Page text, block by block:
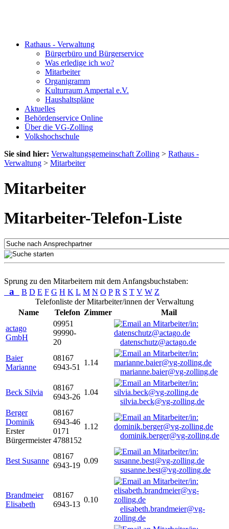
Rathaus - Verwaltung
Bürgerbüro und Bürgerservice
Was erledige ich wo?
Mitarbeiter
Organigramm
Kulturraum Ampertal e.V.
Haushaltspläne
Aktuelles
Behördenservice Online
Über die VG-Zolling
Volkshochschule
Sie sind hier: Verwaltungsgemeinschaft Zolling > Rathaus -
Verwaltung > Mitarbeiter
Mitarbeiter
Mitarbeiter-Telefon-Liste
Sprung zu den Mitarbeitern mit dem Anfangsbuchstaben:
a B D E F G H K L M N O P R S T V W Z
Telefonliste der Mitarbeiter/innen der Verwaltung
Name
Telefon Zimmer
Mail
actago
GmbH
09951
99990-
20
datenschutz@actago.de
Baier
Marianne
08167
6943-51
1.14
marianne.baier@vg-zolling.de
Beck Silvia
08167
6943-26
1.04
silvia.beck@vg-zolling.de
Berger
Dominik
Erster
Bürgermeister
08167
6943-46
0171
4788152
1.12
dominik.berger@vg-zolling.de
Best Susanne
08167
6943-19
0.09
susanne.best@vg-zolling.de
Brandmeier
Elisabeth
08167
6943-13
0.10
elisabeth.brandmeier@vg-
zolling.de